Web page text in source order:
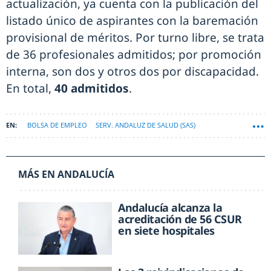
actualización, ya cuenta con la publicación del
listado único de aspirantes con la baremación
provisional de méritos. Por turno libre, se trata
de 36 profesionales admitidos; por promoción
interna, son dos y otros dos por discapacidad.
En total, 40 admitidos.
BOLSA DE EMPLEO SERV. ANDALUZ DE SALUD (SAS)
MÁS EN ANDALUCÍA
Andalucía alcanza la
acreditación de 56 CSUR
en siete hospitales